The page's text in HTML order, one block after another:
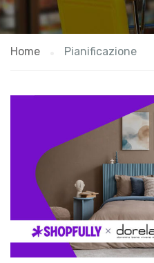
Home Pianificazione